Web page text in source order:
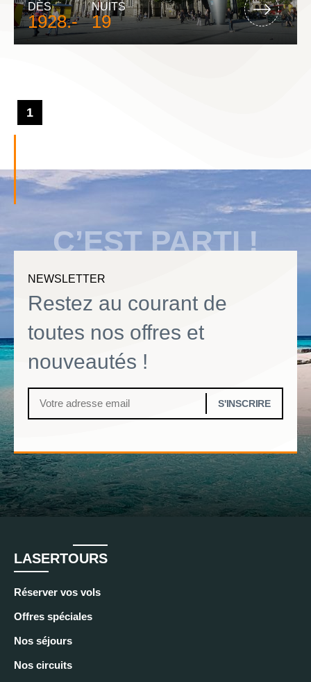
DÈS
1928.-
NUITS
19
1
C’EST PARTI !
NEWSLETTER
Restez au courant de
toutes nos offres et
nouveautés !
LASERTOURS
Réserver vos vols
Offres spéciales
Nos séjours
Nos circuits